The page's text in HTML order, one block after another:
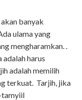
banyak
ulama yang
mengharamkan. .
harus
adalah memilih
terkuat. Tarjih, jika
tamyiil